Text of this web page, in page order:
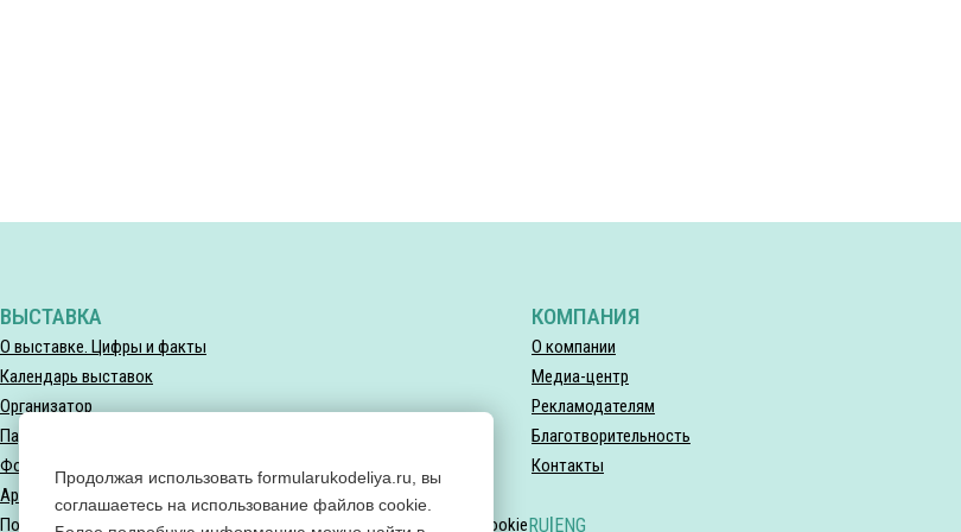
ВЫСТАВКА
О выставке. Цифры и факты
Календарь выставок
Организатор
Партнеры выставки
Фотогалерея
Архив мероприятий
КОМПАНИЯ
О компании
Медиа-центр
Рекламодателям
Благотворительность
Контакты
Политика конфиденциальностиПолитика использования файлов CookieRU|ENG
Продолжая использовать formularukodeliya.ru, вы
соглашаетесь на использование файлов cookie.